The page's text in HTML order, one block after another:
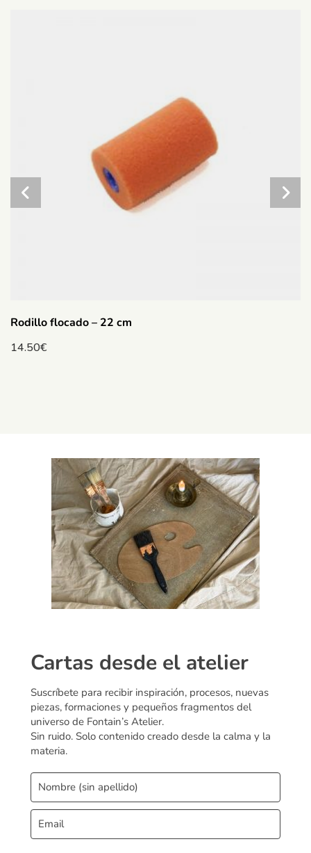
Rodillo flocado – 22 cm
14.50€
Cartas desde el atelier
Suscríbete para recibir inspiración, procesos, nuevas
piezas, formaciones y pequeños fragmentos del
universo de Fontain’s Atelier.
Sin ruido. Solo contenido creado desde la calma y la
materia.